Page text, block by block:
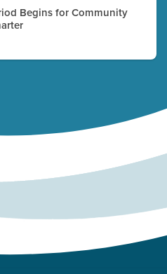
Begins for Community